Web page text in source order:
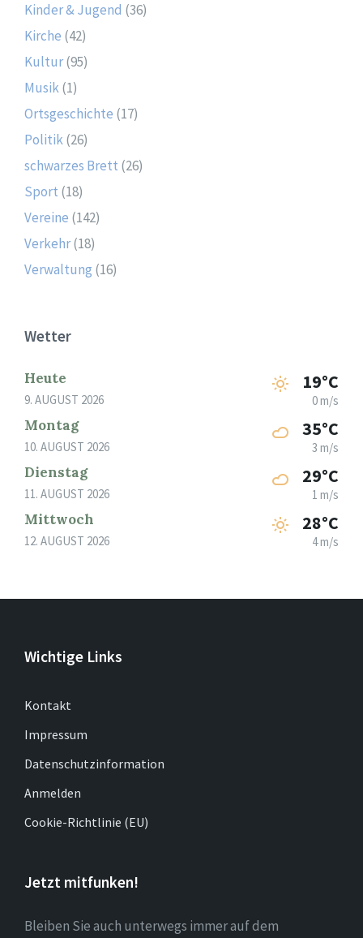
Kinder & Jugend (36)
Kirche (42)
Kultur(95)
Musik(1)
Ortsgeschichte (17)
Politik(26)
schwarzes Brett (26)
Sport (18)
Vereine (142)
Verkehr(18)
Verwaltung (16)
Wetter
Heute
9. AUGUST 2026
19°C
0 m/s
Montag
10. AUGUST 2026
35°C
3 m/s
Dienstag
11. AUGUST 2026
29°C
1 m/s
Mittwoch
12. AUGUST 2026
28°C
4 m/s
Wichtige Links
Kontakt
Impressum
Datenschutzinformation
Anmelden
Cookie-Richtlinie (EU)
Jetzt mitfunken!
Bleiben Sie auch unterwegs immer auf dem